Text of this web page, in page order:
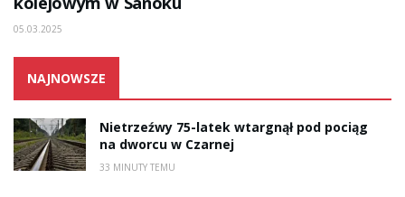
05.03.2025
NAJNOWSZE
Nietrzeźwy 75-latek wtargnął pod pociąg
na dworcu w Czarnej
33 MINUTY TEMU